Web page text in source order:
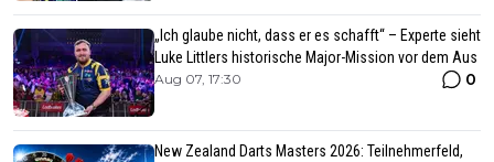
„Ich glaube nicht, dass er es schafft“ – Experte sieht
Luke Littlers historische Major-Mission vor dem Aus
Aug 07, 17:30 0
New Zealand Darts Masters 2026: Teilnehmerfeld,